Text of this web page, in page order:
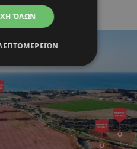
Περιοχές
ΌΛΩΝ